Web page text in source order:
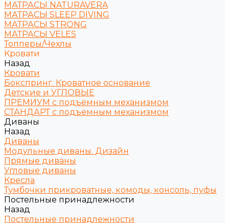
МАТРАСЫ NATURAVERA
МАТРАСЫ SLEEP DIVING
МАТРАСЫ STRONG
МАТРАСЫ VELES
Топперы/Чехлы
Кровати
Назад
Кровати
Бокспринг. Кроватное основание
Детские и УГЛОВЫЕ
ПРЕМИУМ с подъёмным механизмом
СТАНДАРТ с подъёмным механизмом
Диваны
Назад
Диваны
Модульные диваны. Дизайн
Прямые диваны
Угловые диваны
Кресла
Тумбочки прикроватные, комоды, консоль, пуфы
Постельные принадлежности
Назад
Постельные принадлежности